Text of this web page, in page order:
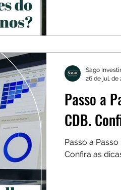
Passo a
CDB.
Passo a
Confira as
Sago
26 de jul. de